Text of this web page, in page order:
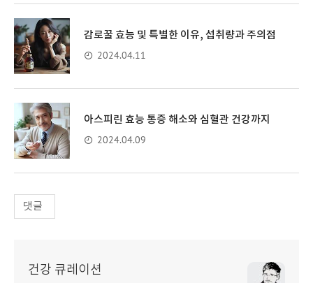
감로꿀 효능 및 특별한 이유, 섭취량과 주의점
2024.04.11
아스피린 효능 통증 해소와 심혈관 건강까지
2024.04.09
댓글
건강 큐레이션